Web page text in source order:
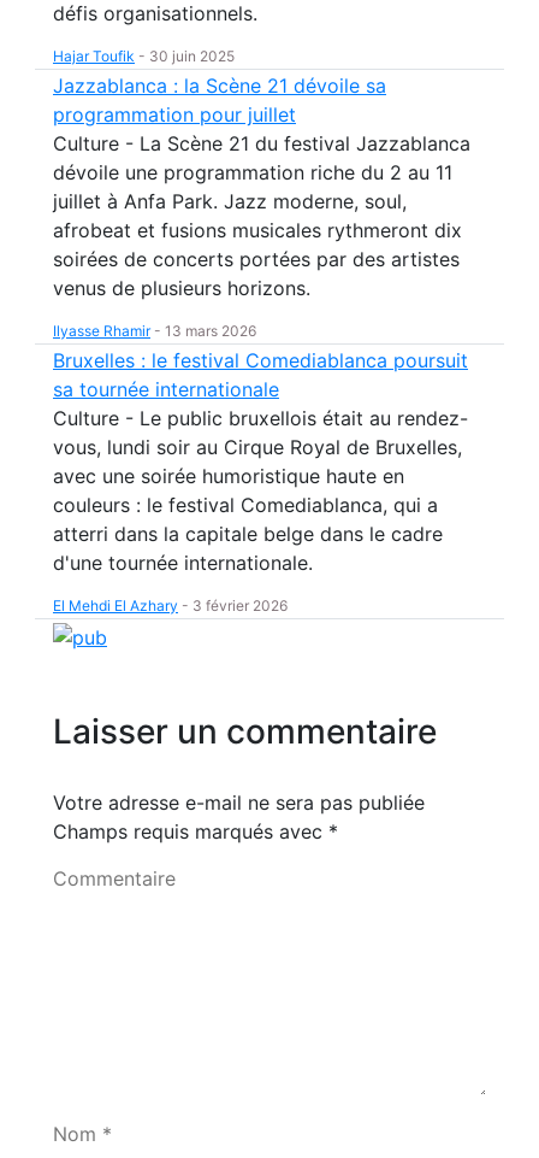
défis organisationnels.
Hajar Toufik - 30 juin 2025
Jazzablanca : la Scène 21 dévoile sa
programmation pour juillet
Culture - La Scène 21 du festival Jazzablanca
dévoile une programmation riche du 2 au 11
juillet à Anfa Park. Jazz moderne, soul,
afrobeat et fusions musicales rythmeront dix
soirées de concerts portées par des artistes
venus de plusieurs horizons.
Ilyasse Rhamir- 13 mars 2026
Bruxelles : le festival Comediablanca poursuit
sa tournée internationale
Culture - Le public bruxellois était au rendez-
vous, lundi soir au Cirque Royal de Bruxelles,
avec une soirée humoristique haute en
couleurs : le festival Comediablanca, qui a
atterri dans la capitale belge dans le cadre
d'une tournée internationale.
El Mehdi El Azhary - 3 février 2026
Laisser un commentaire
Votre adresse e-mail ne sera pas publiée
Champs requis marqués avec *
Commentaire
Nom *